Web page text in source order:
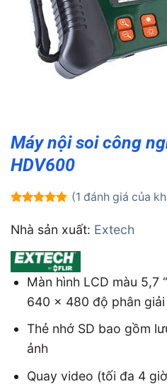
Máy nội soi công
HDV600
dựa trên
đánh giá
(1 đánh giá của
Nhà sản xuất: Extech
Màn hình LCD màu 5,7
640 x 480 độ phân giải
Thẻ nhớ SD bao gồm
ảnh
Quay video (tối đa 4